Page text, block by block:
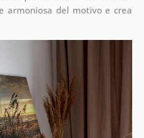
armoniosa del motivo e crea